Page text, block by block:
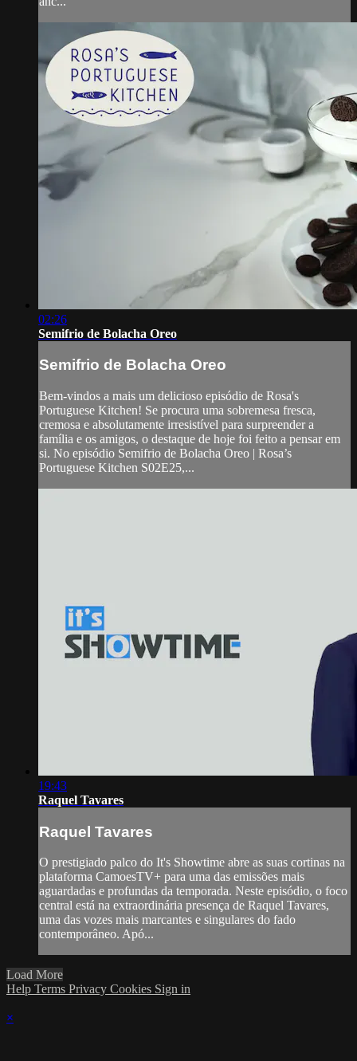
02:26
Semifrio de Bolacha Oreo
Semifrio de Bolacha Oreo
Bem-vindos a mais um delicioso episódio de Rosa's
Portuguese Kitchen! Se procura uma sobremesa fresca,
cremosa e absolutamente irresistível para surpreender a
família e os amigos, o destaque de hoje foi feito a pensar em
si. No episódio Semifrio de Bolacha Oreo | Rosa’s
Portuguese Kitchen S02E25,...
19:43
Raquel Tavares
Raquel Tavares
O prestigiado palco do It's Showtime abre as suas cortinas na
plataforma CamoesTV+ para uma das emissões mais
aguardadas e profundas da temporada. Neste episódio, o foco
central está na extraordinária presença de Raquel Tavares,
uma das vozes mais marcantes e singulares do fado
contemporâneo. Apó...
Load More
Help Terms Privacy Cookies Sign in
×